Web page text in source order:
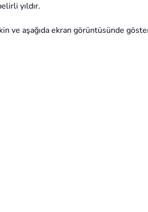
yıldır.
ve aşağıda ekran görüntüsünde